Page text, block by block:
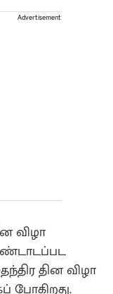
Advertisement
விழா
தின விழா